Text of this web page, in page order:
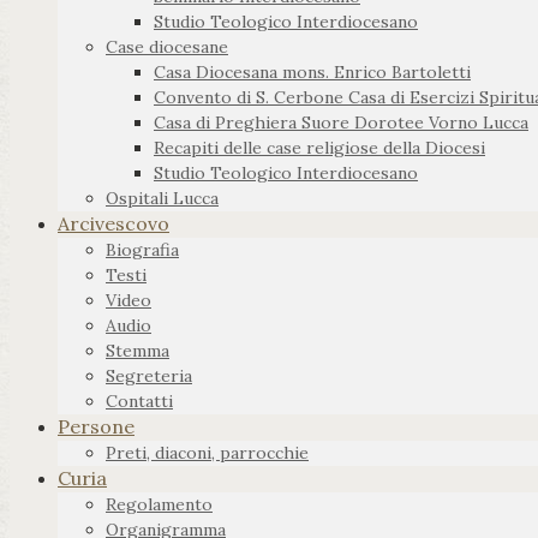
Studio Teologico Interdiocesano
Case diocesane
Casa Diocesana mons. Enrico Bartoletti
Convento di S. Cerbone Casa di Esercizi
Casa di Preghiera Suore Dorotee Vorno Lucca
Recapiti delle case religiose della Diocesi
Studio Teologico Interdiocesano
Ospitali Lucca
Arcivescovo
Biografia
Testi
Video
Audio
Stemma
Segreteria
Contatti
Persone
Preti, diaconi, parrocchie
Curia
Regolamento
Organigramma